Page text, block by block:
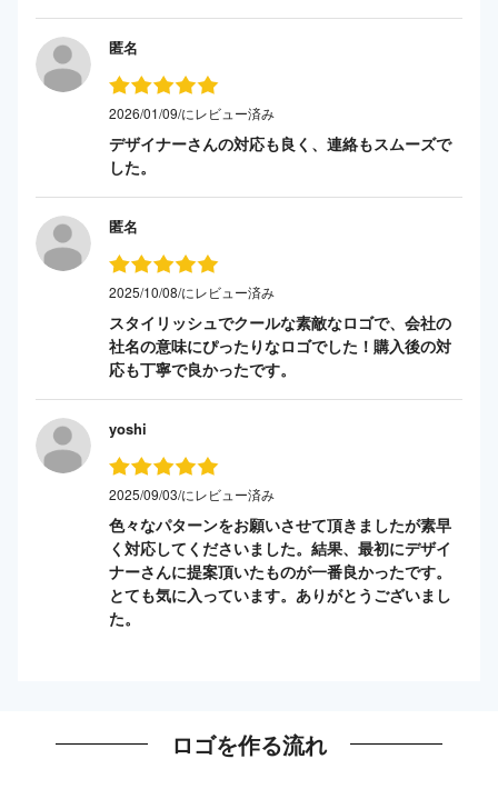
匿名
2026/01/09/にレビュー済み
デザイナーさんの対応も良く、連絡もスムーズで
した。
匿名
2025/10/08/にレビュー済み
スタイリッシュでクールな素敵なロゴで、会社の
社名の意味にぴったりなロゴでした！購入後の対
応も丁寧で良かったです。
yoshi
2025/09/03/にレビュー済み
色々なパターンをお願いさせて頂きましたが素早
く対応してくださいました。結果、最初にデザイ
ナーさんに提案頂いたものが一番良かったです。
とても気に入っています。ありがとうございまし
た。
ロゴを作る流れ